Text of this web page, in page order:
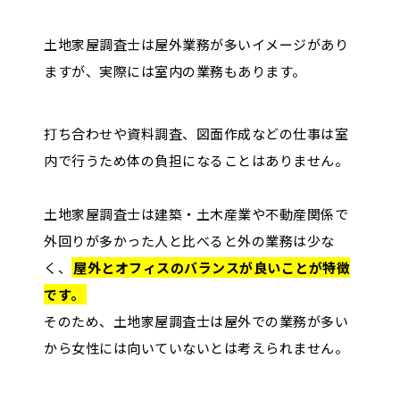
土地家屋調査士は屋外業務が多いイメージがあり
ますが、実際には室内の業務もあります。
打ち合わせや資料調査、図面作成などの仕事は室
内で行うため体の負担になることはありません。
土地家屋調査士は建築・土木産業や不動産関係で
外回りが多かった人と比べると外の業務は少な
く、 屋外とオフィスのバランスが良いことが特徴
です。
そのため、土地家屋調査士は屋外での業務が多い
から女性には向いていないとは考えられません。